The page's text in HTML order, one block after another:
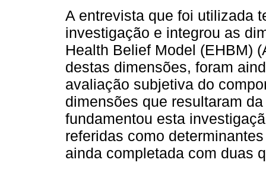
A entrevista que foi utilizada
investigação e integrou as
Health Belief Model (EHBM)
destas dimensões, foram
avaliação subjetiva do
dimensões que resultaram
fundamentou esta
referidas como
ainda completada com duas